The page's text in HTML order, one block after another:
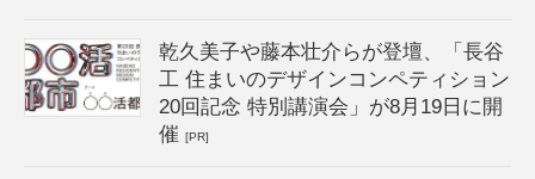
乾久美子や藤本壮介らが登壇、「長谷
工 住まいのデザインコンペティション
20回記念 特別講演会」が8月19日に開
催[PR]